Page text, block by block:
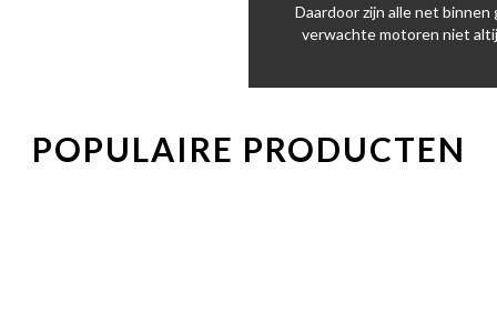
Daardoor zijn alle net
verwachte motoren niet
POPULAIRE PRODUCTEN